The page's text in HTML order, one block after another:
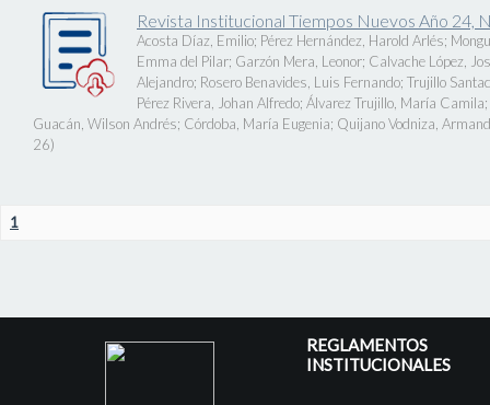
Revista Institucional Tiempos Nuevos Año 24,
Acosta Díaz, Emilio; Pérez Hernández, Harold Arlés;
Emma del Pilar; Garzón Mera, Leonor; Calvache López,
Alejandro; Rosero Benavides, Luis Fernando; Trujillo
Pérez Rivera, Johan Alfredo; Álvarez Trujillo, María Camila;
Guacán, Wilson Andrés; Córdoba, María Eugenia; Quijano Vodniza,
26)
1
REGLAMENTOS
INSTITUCIONALES